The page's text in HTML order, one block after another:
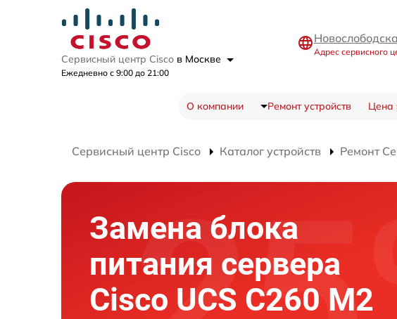
Сервисный центр Cisco в Москве
Ежедневно с 9:00 до 21:00
Адрес сервисного
О компании Ремонт устройств Цена
Сервисный центр Cisco Каталог устройств Ремонт
Замена блока
питания сервера
Cisco UCS C260 M2